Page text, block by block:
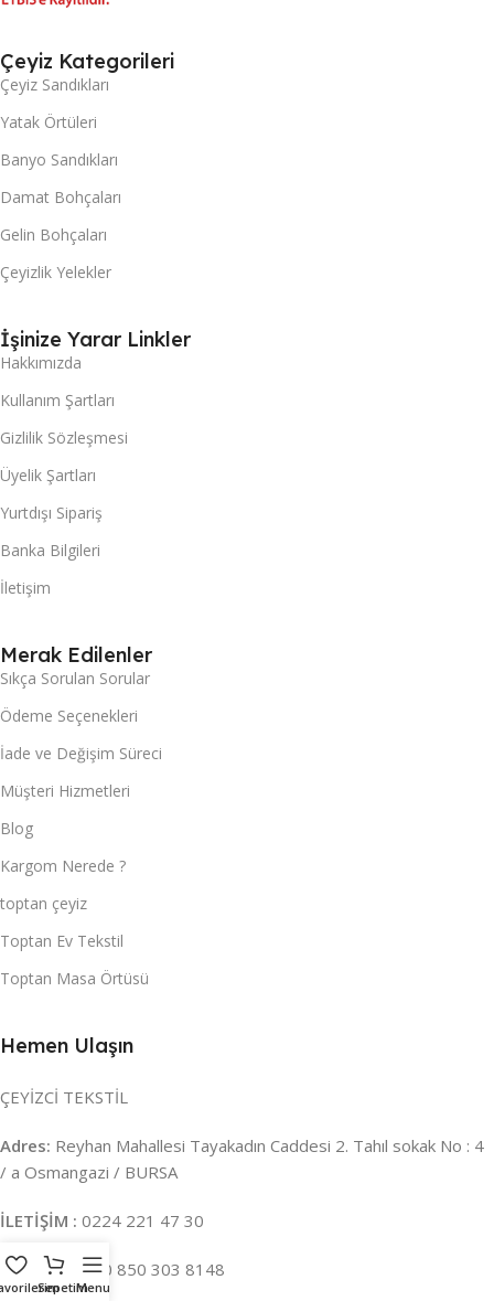
Çeyiz Kategorileri
Çeyiz Sandıkları
Yatak Örtüleri
Banyo Sandıkları
Damat Bohçaları
Gelin Bohçaları
Çeyizlik Yelekler
İşinize Yarar Linkler
Hakkımızda
Kullanım Şartları
Gizlilik Sözleşmesi
Üyelik Şartları
Yurtdışı Sipariş
Banka Bilgileri
İletişim
Merak Edilenler
Sıkça Sorulan Sorular
Ödeme Seçenekleri
İade ve Değişim Süreci
Müşteri Hizmetleri
Blog
Kargom Nerede ?
toptan çeyiz
Toptan Ev Tekstil
Toptan Masa Örtüsü
Hemen Ulaşın
ÇEYİZCİ TEKSTİL
Adres: Reyhan Mahallesi Tayakadın Caddesi 2. Tahıl sokak No : 4
/ a Osmangazi / BURSA
İLETİŞİM : 0224 221 47 30
WHATSAPP :0 850 303 8148
SepetimMenu